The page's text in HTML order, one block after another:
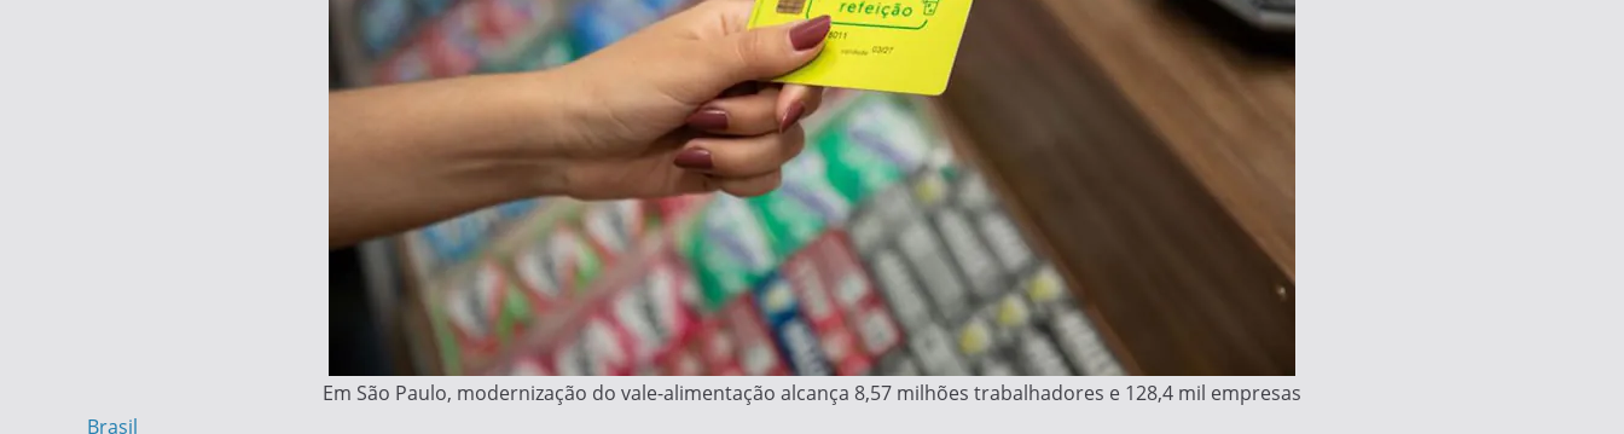
Em São Paulo, modernização do vale-alimentação alcança 8,57 milhões trabalhadores e 128,4 mil empresas
Brasil